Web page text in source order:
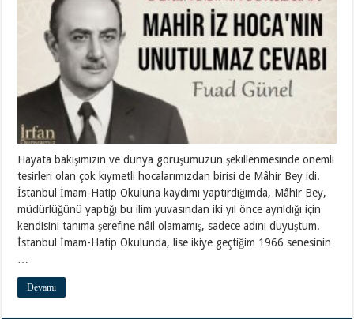
Hayata bakışımızın ve dünya görüşümüzün şekillenmesinde önemli
tesirleri olan çok kıymetli hocalarımızdan birisi de Mâhir Bey idi.
İstanbul İmam-Hatip Okuluna kaydımı yaptırdığımda, Mâhir Bey,
müdürlüğünü yaptığı bu ilim yuvasından iki yıl önce ayrıldığı için
kendisini tanıma şerefine nâil olamamış, sadece adını duyuştum.
İstanbul İmam-Hatip Okulunda, lise ikiye geçtiğim 1966 senesinin
…
Devamı